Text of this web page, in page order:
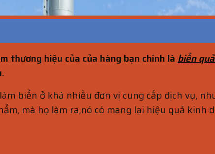
thương hiệu của của hàng bạn chính là biển
biển ở khá nhiều đơn vị cung cấp dịch vụ,
mà họ làm ra,nó có mang lại hiệu quả kinh